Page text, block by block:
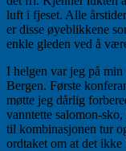
luft i fjeset. Alle
er disse øyeblikkene
enkle gleden ved å
I helgen var jeg på
Bergen. Første
møtte jeg dårlig
vanntette salomon-
til kombinasjonen tur
ordtaket om at det